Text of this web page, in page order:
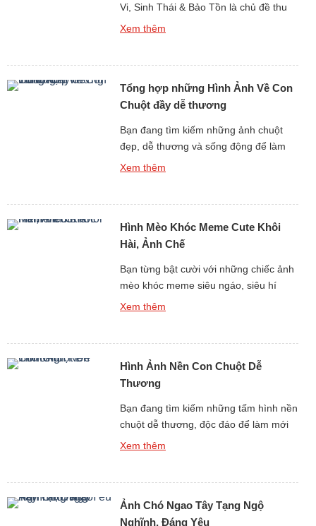
Vi, Sinh Thái & Bảo Tồn là chủ đề thu
hút sự quan tâm lớn khi nghiên cứu về
chỉ một […]
Xem thêm
Tổng hợp những Hình Ảnh Về Con
Chuột đầy dễ thương
Bạn đang tìm kiếm những ảnh chuột
đẹp, dễ thương và sống động để làm
hình nền, thiết kế, in ấn hay đơn thuần
đa dạng và hết sức […]
Xem thêm
Hình Mèo Khóc Meme Cute Khôi
Hài, Ảnh Chế
Bạn từng bật cười với những chiếc ảnh
mèo khóc meme siêu ngáo, siêu hí
hước trên mạng chưa? nếu như rồi, thì
loạt con mèo khóc meme này sẽ khiến
[…]
Xem thêm
Hình Ảnh Nền Con Chuột Dễ
Thương
Bạn đang tìm kiếm những tấm hình nền
chuột dễ thương, độc đáo để làm mới
giao diện điện thoại hay máy tính? Bộ
chất lượng cao với đủ mọi phong […]
Xem thêm
Ảnh Chó Ngao Tây Tạng Ngộ
Nghĩnh, Đáng Yêu